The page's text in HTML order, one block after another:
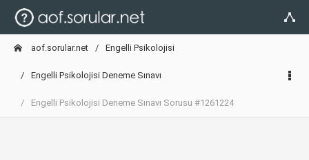
aof.sorular.net Engelli Psikolojisi
Engelli Psikolojisi Deneme Sınavı
Engelli Psikolojisi Deneme Sınavı Sorusu #1261224